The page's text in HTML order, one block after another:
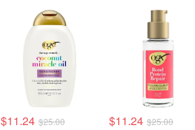
$11.24 $25.00 $11.24 $25.00